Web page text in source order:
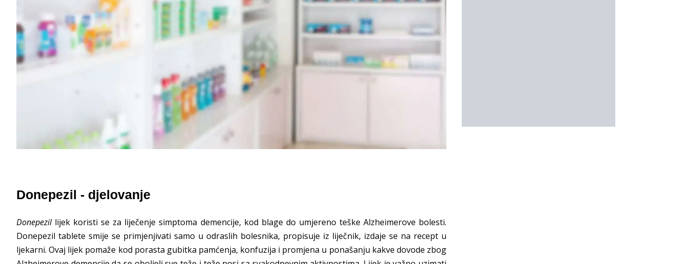
Donepezil - djelovanje
Donepezillijek koristi se za liječenje simptoma demencije, kod blage do umjereno teške Alzheimerove bolesti.
Donepezil tablete smije se primjenjivati samo u odraslih bolesnika, propisuje iz liječnik, izdaje se na recept u
ljekarni. Ovaj lijek pomaže kod porasta gubitka pamćenja, konfuzija i promjena u ponašanju kakve dovode zbog